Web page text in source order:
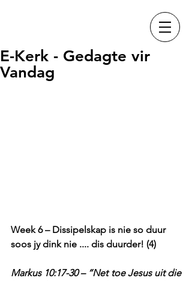
E-Kerk - Gedagte vir
Vandag
Week 6 – Dissipelskap is nie so duur
soos jy dink nie .... dis duurder! (4)
Markus 10:17-30 – “Net toe Jesus uit die